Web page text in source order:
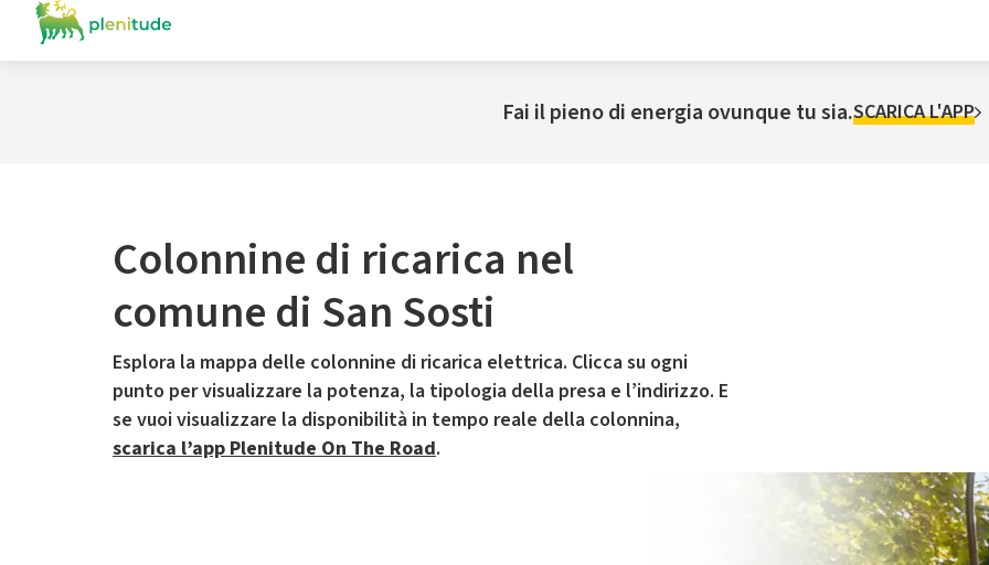
Fai il pieno di energia ovunque tu sia.SCARICA L'APP
Colonnine di ricarica nel
comune di San Sosti
Esplora la mappa delle colonnine di ricarica elettrica. Clicca su ogni
punto per visualizzare la potenza, la tipologia della presa e l’indirizzo. E
se vuoi visualizzare la disponibilità in tempo reale della colonnina,
scarica l’app Plenitude On The Road.